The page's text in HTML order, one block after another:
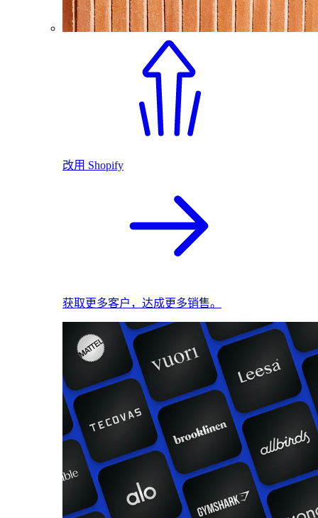
改用 Shopify
获取更多客户，达成更多销售。